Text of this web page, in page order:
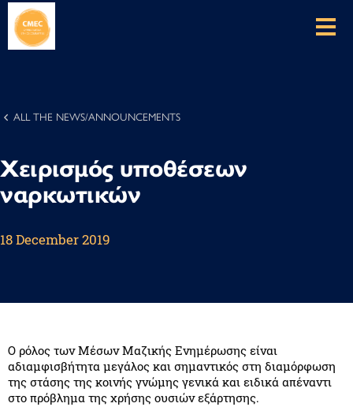
ALL THE NEWS/ANNOUNCEMENTS
Χειρισμός υποθέσεων
ναρκωτικών
18 December 2019
Ο ρόλος των Μέσων Μαζικής Ενημέρωσης είναι
αδιαμφισβήτητα μεγάλος και σημαντικός στη διαμόρφωση
της στάσης της κοινής γνώμης γενικά και ειδικά απέναντι
στο πρόβλημα της χρήσης ουσιών εξάρτησης.